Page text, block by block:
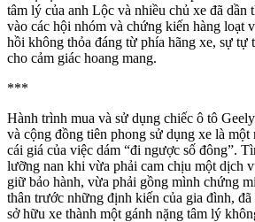
tâm lý của anh Lộc và nhiều chủ xe đã dần
vào các hội nhóm và chứng kiến hàng loạt
hồi không thỏa đáng từ phía hãng xe, sự tự
cho cảm giác hoang mang.
***
Hành trình mua và sử dụng chiếc ô tô
và cộng đồng tiên phong sử dụng xe là
cái giá của việc dám “đi ngược số đông”.
lưỡng nan khi vừa phải cam chịu một dịch
giữ bảo hành, vừa phải gồng mình chứng
thân trước những định kiến của gia đình,
sở hữu xe thành một gánh nặng tâm lý